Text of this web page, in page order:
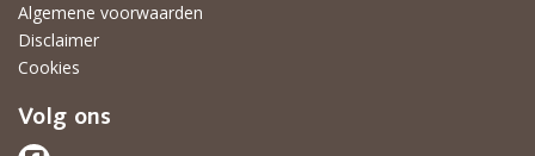
Algemene voorwaarden
Disclaimer
Cookies
Volg ons